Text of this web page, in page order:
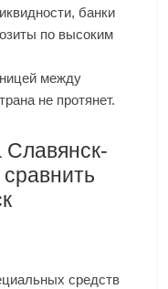
банки
по высоким
между
не протянет.
средств